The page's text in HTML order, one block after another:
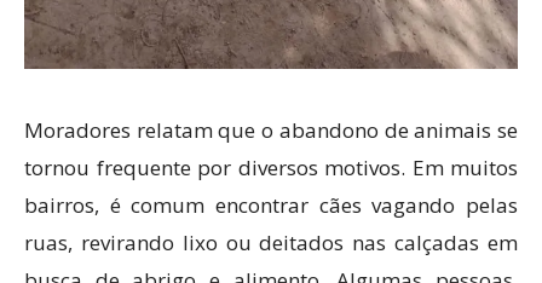
Moradores relatam que o abandono de animais se
tornou frequente por diversos motivos. Em muitos
bairros, é comum encontrar cães vagando pelas
ruas, revirando lixo ou deitados nas calçadas em